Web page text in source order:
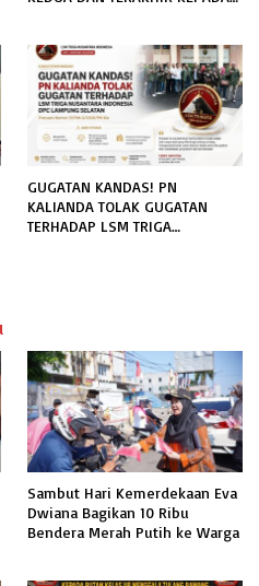
INFORMASI PUBLIK
GUGATAN KANDAS! PN
KALIANDA TOLAK GUGATAN
TERHADAP LSM TRIGA
Sambut Hari Kemerdekaan Eva
Dwiana Bagikan 10 Ribu
Bendera Merah Putih ke Warga